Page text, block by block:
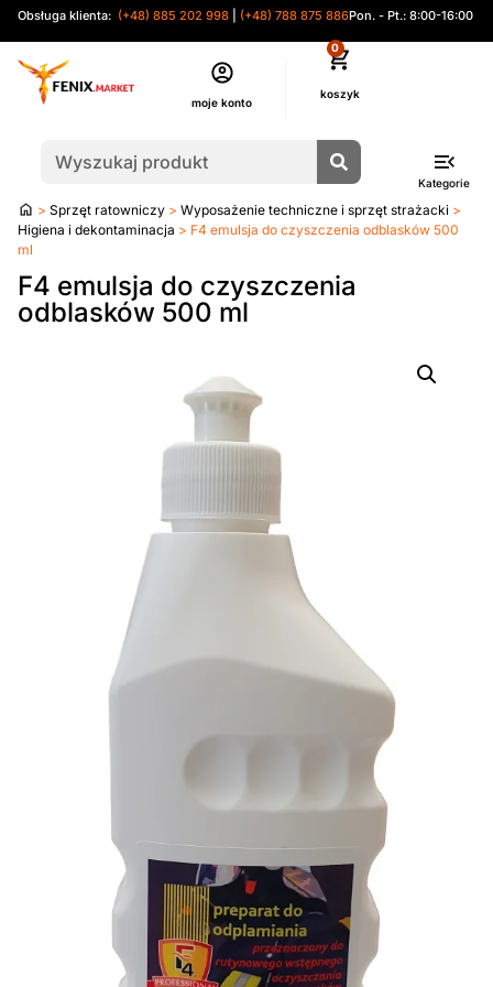
Obsługa klienta: (+48) 885 202 998 (+48) 788 875 886Pon. - Pt.: 8:00-16:00
moje konto
0
Kategorie
Strona
główna
> Sprzęt ratowniczy > Wyposażenie techniczne i sprzęt strażacki >
Higiena i dekontaminacja > F4 emulsja do czyszczenia odblasków 500
ml
F4 emulsja do czyszczenia
odblasków 500 ml